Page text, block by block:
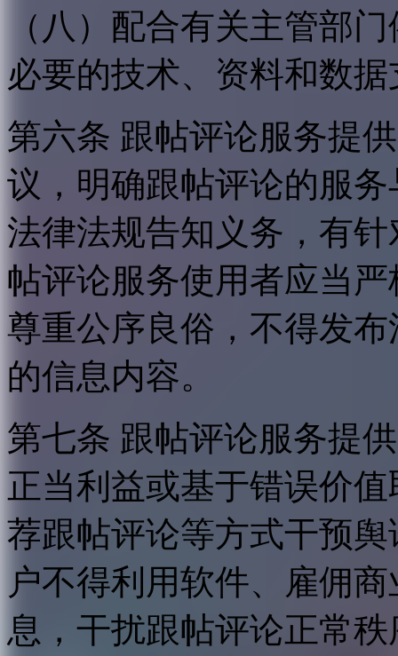
（八）配合有关主管部
必要的技术、资料和数
第六条 跟帖评论服务提
议，明确跟帖评论的服
法律法规告知义务，有
帖评论服务使用者应当
尊重公序良俗，不得发
的信息内容。
第七条 跟帖评论服务提
正当利益或基于错误价
荐跟帖评论等方式干预
户不得利用软件、雇佣
息，干扰跟帖评论正常